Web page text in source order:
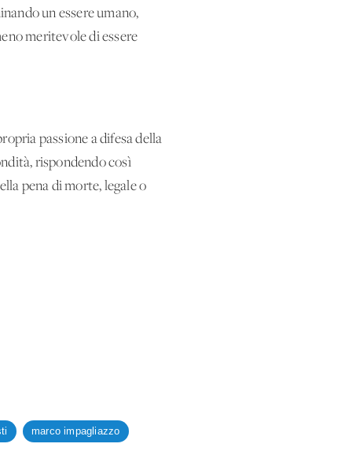
un essere umano,
meritevole di essere
passione a difesa della
rispondendo così
pena di morte, legale o
marco impagliazzo